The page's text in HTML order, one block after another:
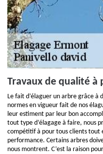
Travaux de qualité à
Le fait d’élaguer un arbre grâce à
normes en vigueur fait de nos
leur estiment par leur bon
tout type d’élagage à faire, nous
compétitif à pour tous clients tout
performance. Certains arbres
nous montrent. C’est la raison